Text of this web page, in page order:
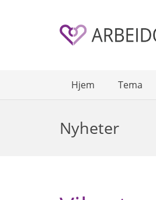
Hjem Tema
Nyheter